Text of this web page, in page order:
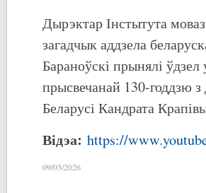
Дырэктар Інстытута
загадчык аддзела
Бараноўскі прынялі
прысвечанай 130-годдзю
Беларусі Кандрата
Відэа: https://
09/03/2026